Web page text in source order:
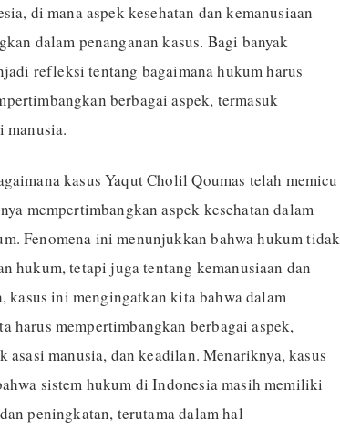
di mana aspek kesehatan dan kemanusiaan
dalam penanganan kasus. Bagi banyak
refleksi tentang bagaimana hukum harus
berbagai aspek, termasuk
manusia.
kasus Yaqut Cholil Qoumas telah memicu
mempertimbangkan aspek kesehatan dalam
Fenomena ini menunjukkan bahwa hukum tidak
hukum, tetapi juga tentang kemanusiaan dan
kasus ini mengingatkan kita bahwa dalam
harus mempertimbangkan berbagai aspek,
asasi manusia, dan keadilan. Menariknya, kasus
sistem hukum di Indonesia masih memiliki
peningkatan, terutama dalam hal